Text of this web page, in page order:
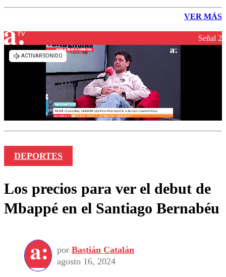
VER MÁS
Señal 2
DEPORTES
Los precios para ver el debut de
Mbappé en el Santiago Bernabéu
por Bastián Catalán
agosto 16, 2024